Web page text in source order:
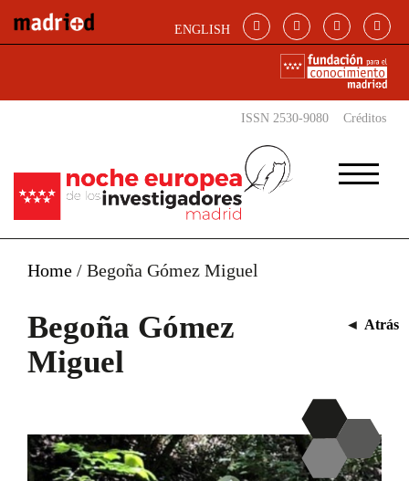
ENGLISH
ISSN 2530-9080 Créditos
Home / Begoña Gómez Miguel
Begoña Gómez
Miguel
◄ Atrás